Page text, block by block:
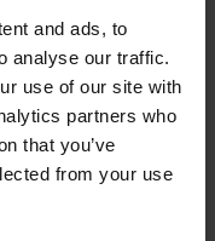
and ads, to
analyse our traffic.
use of our site with
partners who
that you’ve
from your use